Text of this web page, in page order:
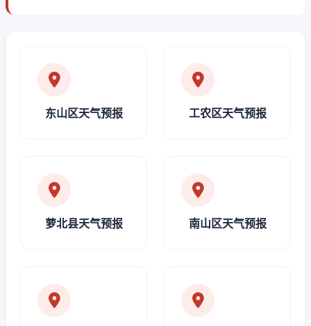
东山区天气预报 工农区天气预报
萝北县天气预报 南山区天气预报